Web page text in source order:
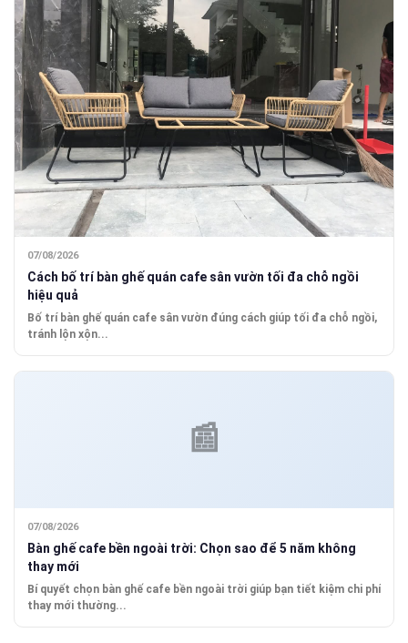
07/08/2026
Cách bố trí bàn ghế quán cafe sân vườn tối đa chỗ ngồi
hiệu quả
Bố trí bàn ghế quán cafe sân vườn đúng cách giúp tối đa chỗ ngồi,
tránh lộn xộn...
07/08/2026
Bàn ghế cafe bền ngoài trời: Chọn sao để 5 năm không
thay mới
Bí quyết chọn bàn ghế cafe bền ngoài trời giúp bạn tiết kiệm chi phí
thay mới thường...